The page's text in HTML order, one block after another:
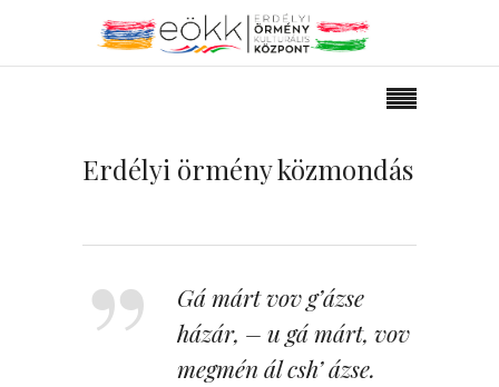
Erdélyi örmény közmondás
Gá márt vov g’ázse
házár, – u gá márt, vov
megmén ál csh’ ázse.